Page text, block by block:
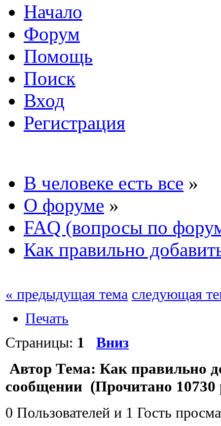
Начало
Форум
Помощь
Поиск
Вход
Регистрация
В человеке есть все »
О форуме »
FAQ (вопросы по
Как правильно
« предыдущая тема следующая
Печать
Страницы: 1 Вниз
Автор Тема: Как правильно
сообщении (Прочитано 10730
0 Пользователей и 1 Гость